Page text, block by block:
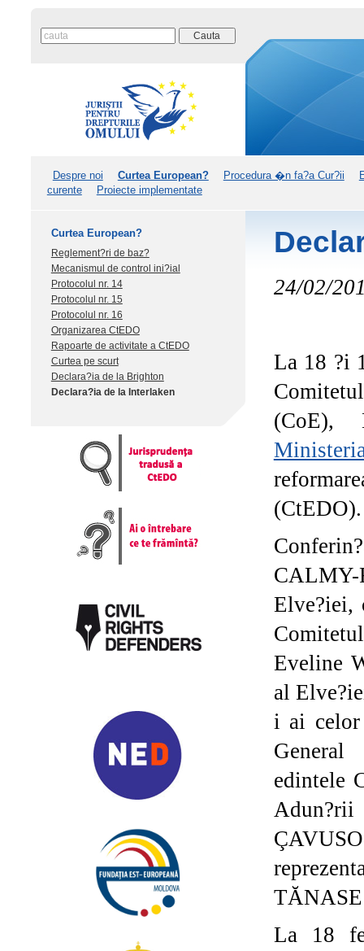
Despre noi Curtea European? Procedura �n fa?a Cur?ii
curente
Proiecte implementate
Curtea European?
Reglement?ri de baz?
Mecanismul de control ini?ial
Protocolul nr. 14
Protocolul nr. 15
Protocolul nr. 16
Organizarea CtEDO
Rapoarte de activitate a CtEDO
Curtea pe scurt
Declara?ia de la Brighton
Declara?ia de la Interlaken
24/02/
La 18 ?i
(CtEDO).
Elve?iei,
Eveline
al
i ai celor
edintele
La 18